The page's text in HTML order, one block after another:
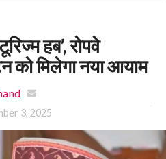
हब’, रोपवे
को मिलेगा नया आयाम
3, 2025